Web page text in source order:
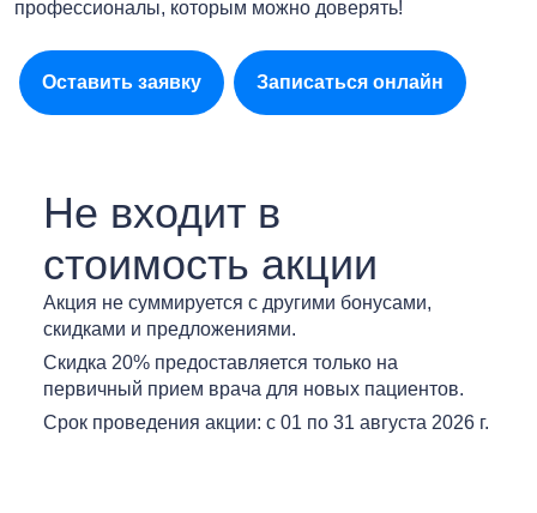
профессионалы, которым можно доверять!
Оставить заявку Записаться онлайн
Не входит в
стоимость акции
Акция не суммируется с другими бонусами,
скидками и предложениями.
Скидка 20% предоставляется только на
первичный прием врача для новых пациентов.
Срок проведения акции: с 01 по 31 августа 2026 г.